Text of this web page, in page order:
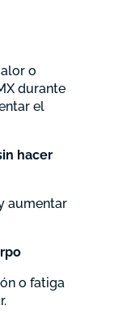
o
durante
el
hacer
aumentar
o fatiga